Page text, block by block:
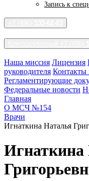
Запись к
Наша миссия Лицензия
руководителя Контакты
Регламентирующие
Федеральные новости
Главная
О МСЧ №154
Врачи
Игнаткина Наталья
Игнаткина